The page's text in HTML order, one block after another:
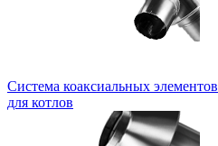
Система коаксиальных элементов
для котлов